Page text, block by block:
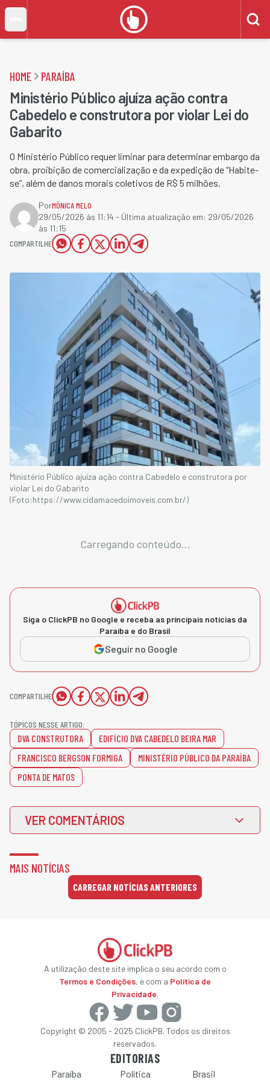
HOME PARAÍBA
Ministério Público ajuíza ação contra
Cabedelo e construtora por violar Lei do
Gabarito
O Ministério Público requer liminar para determinar embargo da
obra, proibição de comercialização e da expedição de “Habite-
se”, além de danos morais coletivos de R$ 5 milhões.
PorMÔNICA MELO
29/05/2026 às 11:14 - Última atualização em: 29/05/2026
às 11:15
COMPARTILHE
Ministério Público ajuíza ação contra Cabedelo e construtora por
violar Lei do Gabarito
(Foto:https://www.cidamacedoimoveis.com.br/)
Carregando conteúdo...
Siga o ClickPB no Google e receba as principais notícias da
Paraíba e do Brasil
Seguir no Google
COMPARTILHE
TÓPICOS NESSE ARTIGO:
DVA CONSTRUTORA
EDIFÍCIO DVA CABEDELO BEIRA MAR
FRANCISCO BERGSON FORMIGA
MINISTÉRIO PÚBLICO DA PARAÍBA
PONTA DE MATOS
VER COMENTÁRIOS
MAIS NOTÍCIAS
CARREGAR NOTÍCIAS ANTERIORES
A utilização deste site implica o seu acordo com o
Termos e Condições, e com a Política de
Privacidade.
Copyright © 2005 - 2025 ClickPB. Todos os direitos
reservados.
EDITORIAS
Paraíba Política
Brasil